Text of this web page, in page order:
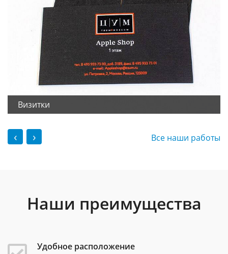
Визитки
‹ › Все наши работы
Наши преимущества
Удобное расположение